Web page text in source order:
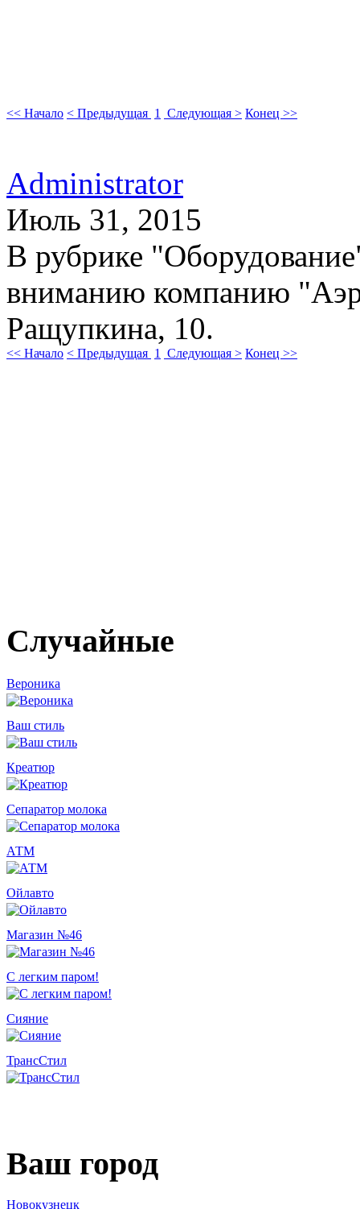
<< Начало < Предыдущая 1 Следующая > Конец >>
Administrator
Июль 31, 2015
В рубрике
вниманию компанию
Ращупкина, 10.
<< Начало < Предыдущая 1 Следующая > Конец >>
Случайные
Вероника
Ваш стиль
Креатюр
Сепаратор молока
АТМ
Ойлавто
Магазин №46
С легким паром!
Сияние
ТрансСтил
Ваш город
Новокузнецк